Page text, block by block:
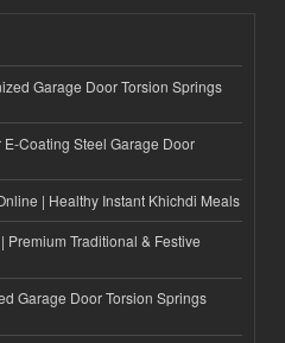
Garage Door Torsion Springs
Coating Steel Garage Door
| Healthy Instant Khichdi Meals
Premium Traditional & Festive
Garage Door Torsion Springs